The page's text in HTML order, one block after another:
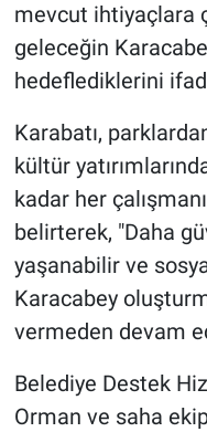
mevcut ihtiyaçlara
geleceğin
hedeflediklerini
Karabatı,
kültür
kadar her
belirterek, "Daha
yaşanabilir ve
Karacabey
vermeden devam
Belediye Destek
Orman ve saha